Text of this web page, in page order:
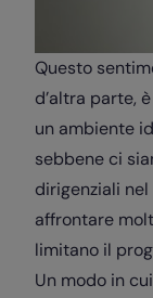
Questo
d’altra parte,
un ambiente
sebbene ci
dirigenziali
affrontare
limitano il
Un modo in